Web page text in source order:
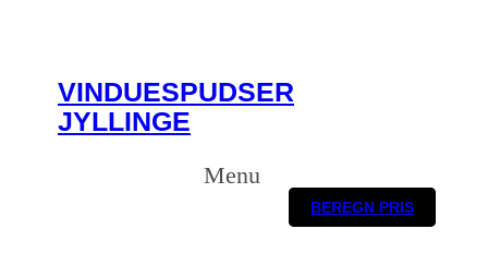
VINDUESPUDSER
JYLLINGE
Menu
BEREGN PRIS